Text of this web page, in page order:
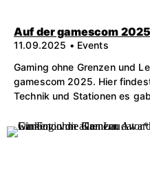
Auf der gamescom 2025
11.09.2025 • Events
Gaming ohne Grenzen und
gamescom 2025. Hier
Technik und Stationen es